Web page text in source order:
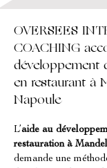
OVERSEES
COACHING
développement
en restaurant à
Napoule
L’aide au
restauration à
demande une